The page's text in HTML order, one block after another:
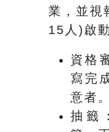
業，並視
15人)啟
資格
寫完
意者。
抽籤